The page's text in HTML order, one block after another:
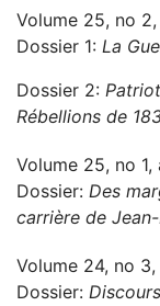
Volume 25, no
Dossier 1: La
Dossier 2:
Rébellions de
Volume 25, no
Dossier: Des
carrière de
Volume 24, no
Dossier: